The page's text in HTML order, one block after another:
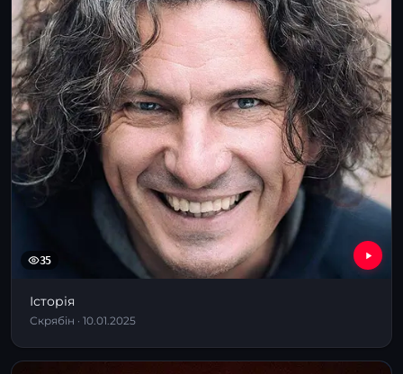
35
Історія
Скрябін · 10.01.2025